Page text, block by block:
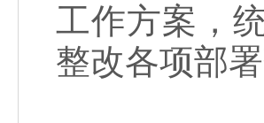
工作方案，
整改各项部